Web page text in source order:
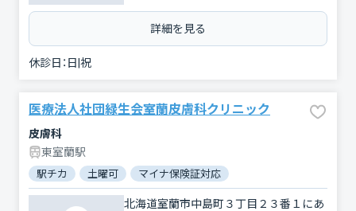
詳細を見る
休診日： 日|祝
医療法人社団緑生会室蘭皮膚科クリニック
皮膚科
東室蘭駅
駅チカ 土曜可 マイナ保険証対応
北海道室蘭市中島町３丁目２３番１にあ